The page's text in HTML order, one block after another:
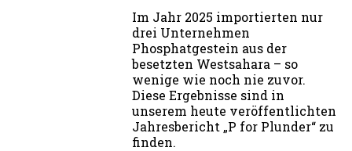
Im Jahr 2025 importierten nur
drei Unternehmen
Phosphatgestein aus der
besetzten Westsahara – so
wenige wie noch nie zuvor.
Diese Ergebnisse sind in
unserem heute veröffentlichten
Jahresbericht „P for Plunder“ zu
finden.